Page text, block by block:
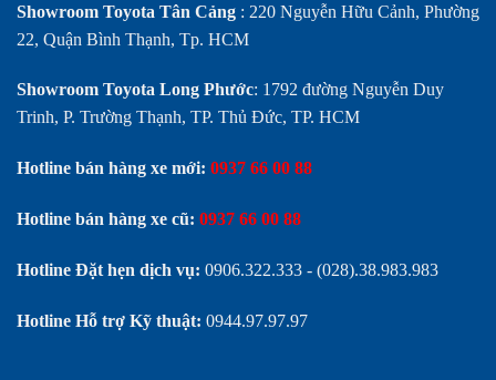
Showroom Toyota Tân Cảng : 220 Nguyễn Hữu Cảnh, Phường
22, Quận Bình Thạnh, Tp. HCM
Showroom Toyota Long Phước: 1792 đường Nguyễn Duy
Trinh, P. Trường Thạnh, TP. Thủ Đức, TP. HCM
Hotline bán hàng xe mới: 0937 66 00 88
Hotline bán hàng xe cũ: 0937 66 00 88
Hotline Đặt hẹn dịch vụ: 0906.322.333 - (028).38.983.983
Hotline Hỗ trợ Kỹ thuật: 0944.97.97.97